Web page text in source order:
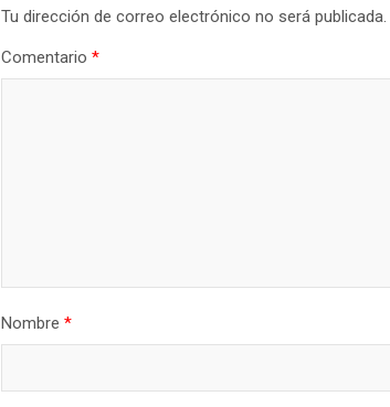
Tu dirección de correo electrónico no será publicada.
Comentario *
Nombre *